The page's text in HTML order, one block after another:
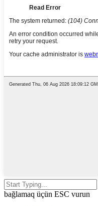
bağlamaq üçün ESC vurun